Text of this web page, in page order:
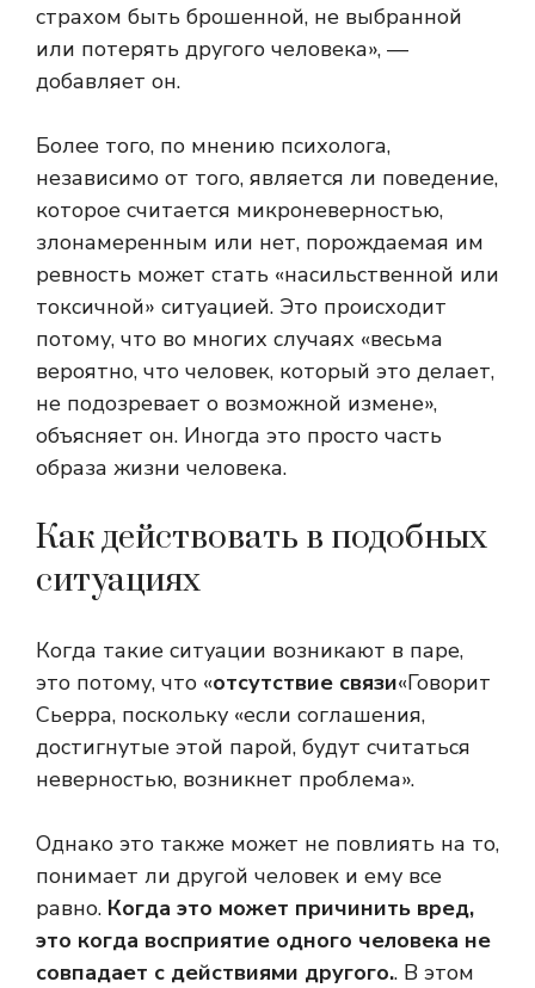
страхом быть брошенной, не выбранной
или потерять другого человека», —
добавляет он.
Более того, по мнению психолога,
независимо от того, является ли поведение,
которое считается микроневерностью,
злонамеренным или нет, порождаемая им
ревность может стать «насильственной или
токсичной» ситуацией. Это происходит
потому, что во многих случаях «весьма
вероятно, что человек, который это делает,
не подозревает о возможной измене»,
объясняет он. Иногда это просто часть
образа жизни человека.
Как действовать в подобных
ситуациях
Когда такие ситуации возникают в паре,
это потому, что «отсутствие связи«Говорит
Сьерра, поскольку «если соглашения,
достигнутые этой парой, будут считаться
неверностью, возникнет проблема».
Однако это также может не повлиять на то,
понимает ли другой человек и ему все
равно. Когда это может причинить вред,
это когда восприятие одного человека не
совпадает с действиями другого.. В этом